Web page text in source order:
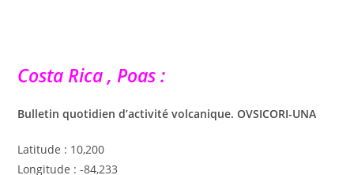
Costa Rica , Poas :
Bulletin quotidien d’activité volcanique. OVSICORI-UNA
Latitude : 10,200
Longitude : -84,233